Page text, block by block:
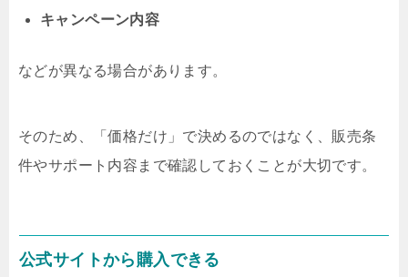
キャンペーン内容
などが異なる場合があります。
そのため、「価格だけ」で決めるのではなく、販売条
件やサポート内容まで確認しておくことが大切です。
公式サイトから購入できる